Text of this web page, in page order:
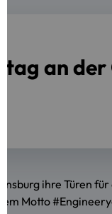
an der
ihre Türen
Motto